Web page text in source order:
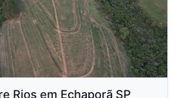
Rios em Echaporã SP